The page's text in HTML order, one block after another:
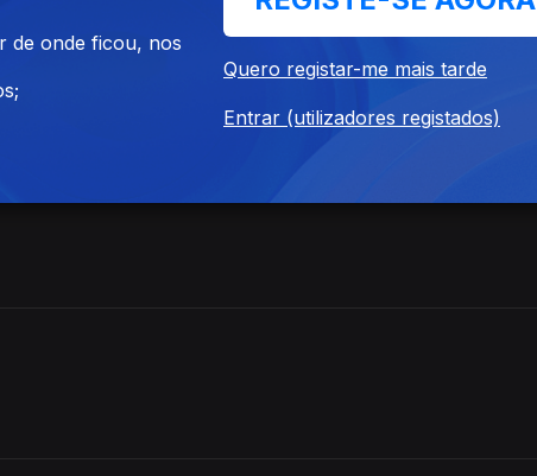
de onde ficou, nos
Quero registar-me mais tarde
Entrar (utilizadores registados)